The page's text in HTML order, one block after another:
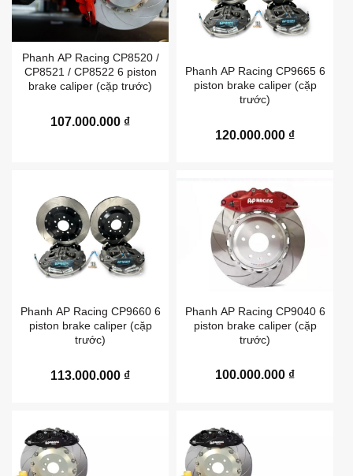
Phanh AP Racing CP8520 /
CP8521 / CP8522 6 piston
brake caliper (cặp trước)
107.000.000 ₫
Phanh AP Racing CP9665 6
piston brake caliper (cặp
trước)
120.000.000 ₫
Phanh AP Racing CP9660 6
piston brake caliper (cặp
trước)
113.000.000 ₫
Phanh AP Racing CP9040 6
piston brake caliper (cặp
trước)
100.000.000 ₫